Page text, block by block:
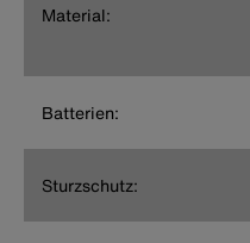
Material:
Batterien:
Sturzschutz: